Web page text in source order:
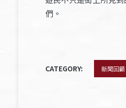
們。
CATEGORY: 新聞回顧